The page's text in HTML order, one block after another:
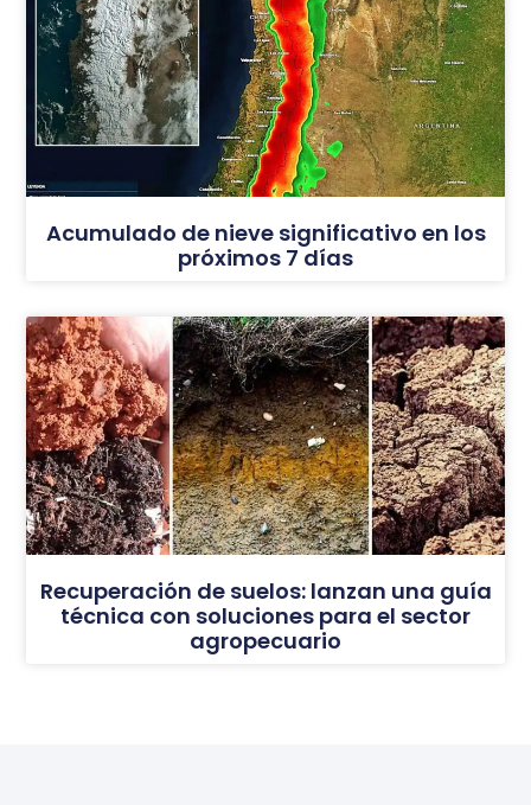
Acumulado de nieve significativo en los
próximos 7 días
Recuperación de suelos: lanzan una guía
técnica con soluciones para el sector
agropecuario